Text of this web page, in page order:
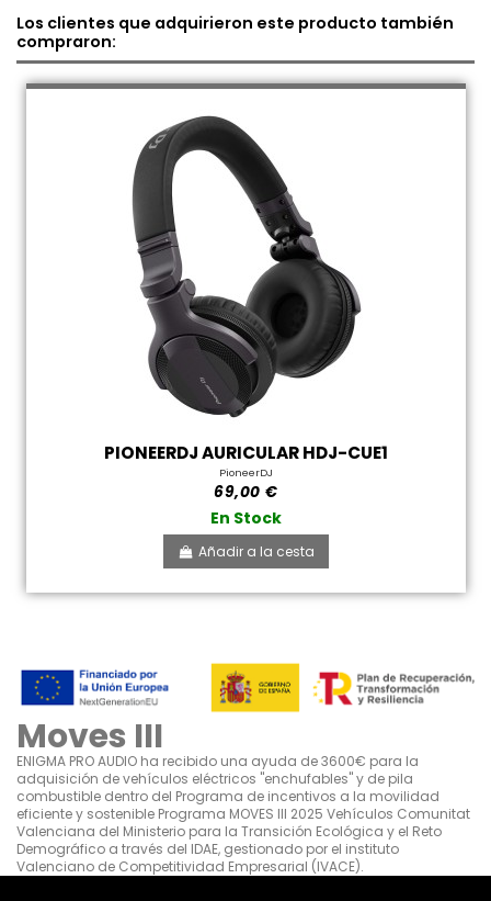
Los clientes que adquirieron este producto también
compraron:
PIONEERDJ AURICULAR HDJ-CUE1
PioneerDJ
69,00 €
En Stock
Añadir a la cesta
Moves III
ENIGMA PRO AUDIO ha recibido una ayuda de 3600€ para la
adquisición de vehículos eléctricos "enchufables" y de pila
combustible dentro del Programa de incentivos a la movilidad
eficiente y sostenible Programa MOVES III 2025 Vehículos Comunitat
Valenciana del Ministerio para la Transición Ecológica y el Reto
Demográfico a través del IDAE, gestionado por el instituto
Valenciano de Competitividad Empresarial (IVACE).